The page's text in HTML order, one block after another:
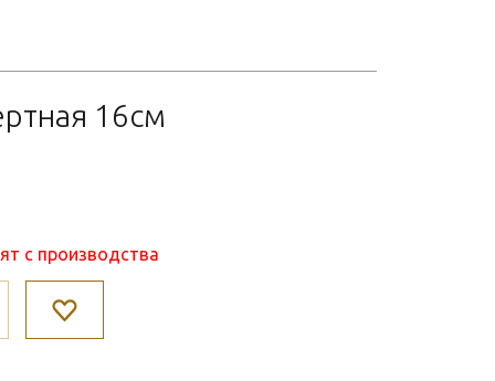
16см
с производства